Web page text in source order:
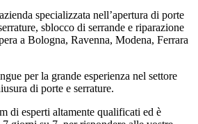
specializzata nell’apertura di porte
sblocco di serrande e riparazione
a Bologna, Ravenna, Modena, Ferrara
per la grande esperienza nel settore
di porte e serrature.
di esperti altamente qualificati ed è